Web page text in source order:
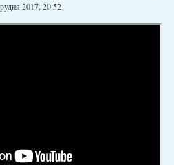
2017, 20:52